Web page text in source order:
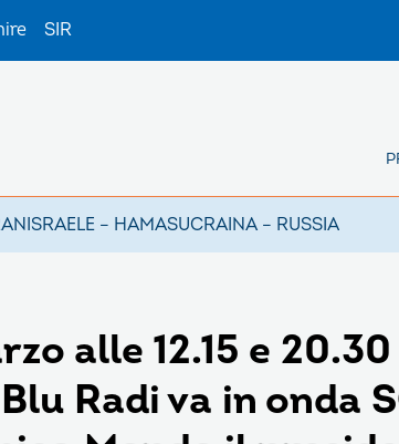
SIR
ISRAELE – HAMASUCRAINA – RUSSIA
alle 12.15 e
Radi va in onda